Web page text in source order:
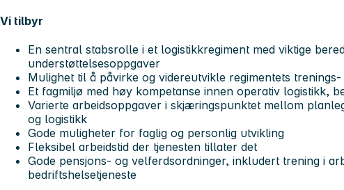
Vi tilbyr
En sentral stabsrolle i et logistikkregiment med viktige
understøttelsesoppgaver
Mulighet til å påvirke og videreutvikle regimentets
Et fagmiljø med høy kompetanse innen operativ logistikk,
Varierte arbeidsoppgaver i skjæringspunktet mellom
og logistikk
Gode muligheter for faglig og personlig utvikling
Fleksibel arbeidstid der tjenesten tillater det
Gode pensjons- og velferdsordninger, inkludert trening i
bedriftshelsetjeneste